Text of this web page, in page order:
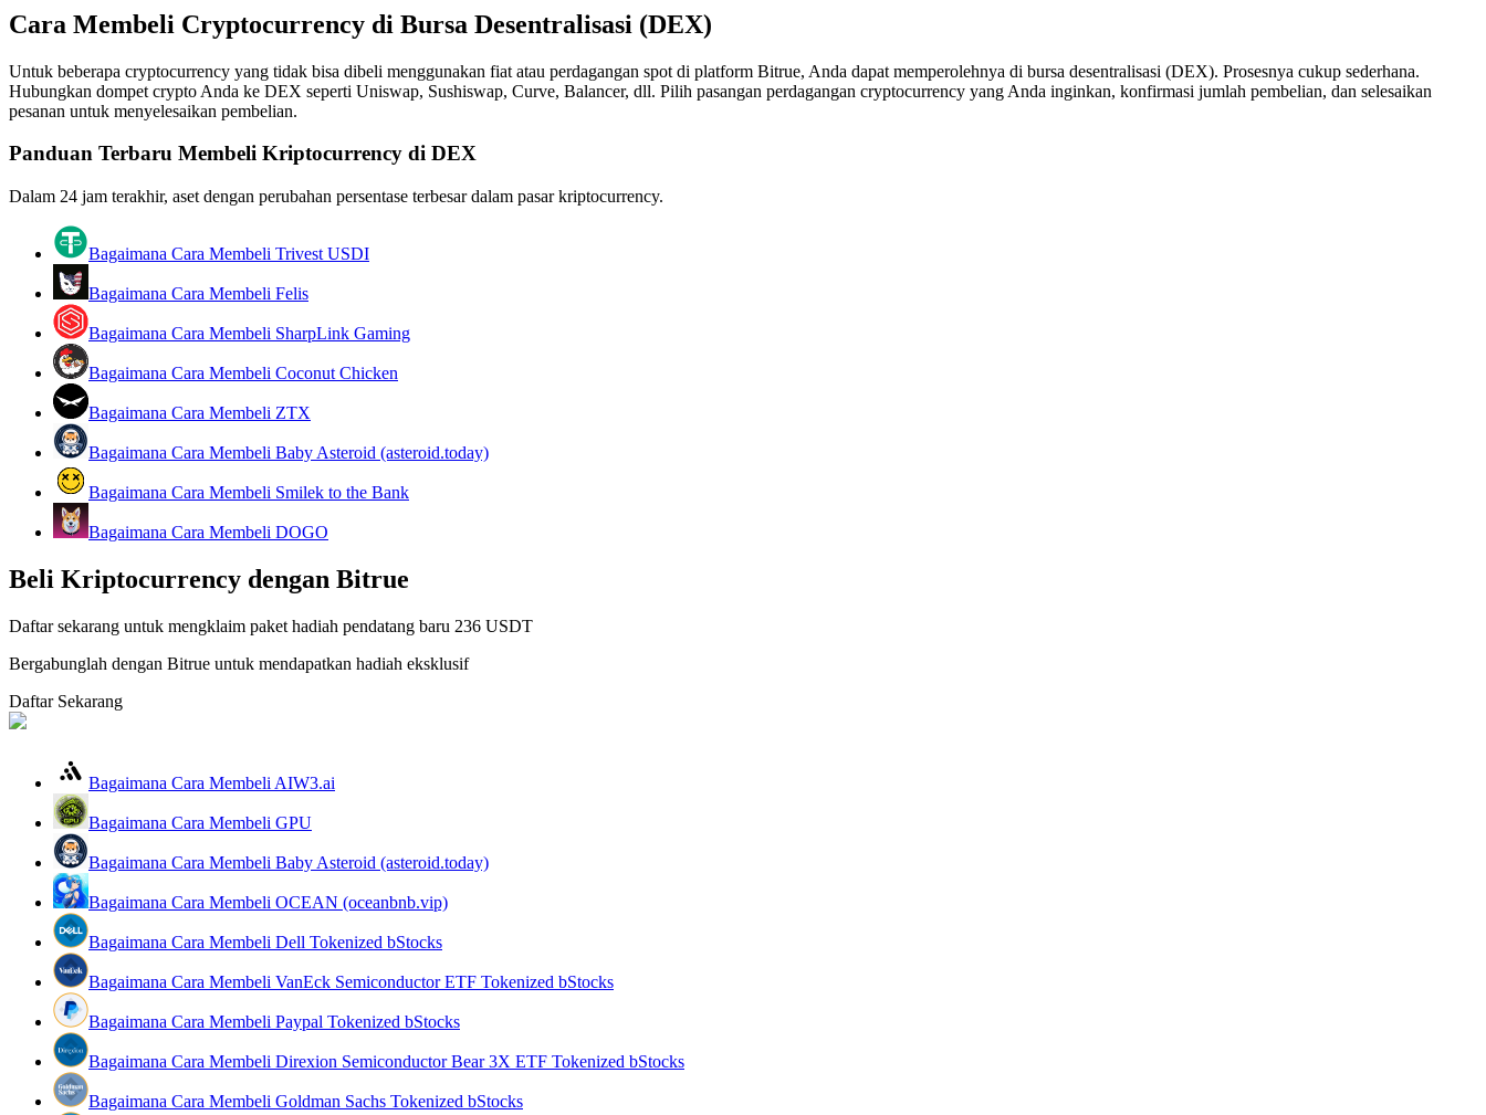
USDC Berjangka
Copy Trading
Bergabunglah dengan pedagang top
Menjadi Pedagang Salinan
Nikmati pembagian keuntungan dan komisi copy trading
Informasi
Analisis data besar termasuk info perdagangan, dll.
Memandu
Panduan Pemula Berjangka
Cara Membeli Cryptocurrency di Bursa Desentralisasi (DEX)
Untuk beberapa cryptocurrency yang tidak bisa dibeli menggunakan fiat atau perdagangan spot di platform Bitrue, Anda dapat memperolehnya di bursa desentralisasi (DEX). Prosesnya cukup sederhana.
Hubungkan dompet crypto Anda ke DEX seperti Uniswap, Sushiswap, Curve, Balancer, dll. Pilih pasangan perdagangan cryptocurrency yang Anda inginkan, konfirmasi jumlah pembelian, dan selesaikan
pesanan untuk menyelesaikan pembelian.
Panduan Terbaru Membeli Kriptocurrency di DEX
Dalam 24 jam terakhir, aset dengan perubahan persentase terbesar dalam pasar kriptocurrency.
Bagaimana Cara Membeli Trivest USDI
Bagaimana Cara Membeli Felis
Bagaimana Cara Membeli SharpLink Gaming
Bagaimana Cara Membeli Coconut Chicken
Bagaimana Cara Membeli ZTX
Bagaimana Cara Membeli Baby Asteroid (asteroid.today)
Bagaimana Cara Membeli Smilek to the Bank
Bagaimana Cara Membeli DOGO
Beli Kriptocurrency dengan Bitrue
Daftar sekarang untuk mengklaim paket hadiah pendatang baru 236 USDT
Bergabunglah dengan Bitrue untuk mendapatkan hadiah eksklusif
Daftar Sekarang
Bagaimana Cara Membeli AIW3.ai
Bagaimana Cara Membeli GPU
Bagaimana Cara Membeli Baby Asteroid (asteroid.today)
Bagaimana Cara Membeli OCEAN (oceanbnb.vip)
Bagaimana Cara Membeli Dell Tokenized bStocks
Bagaimana Cara Membeli VanEck Semiconductor ETF Tokenized bStocks
Bagaimana Cara Membeli Paypal Tokenized bStocks
Bagaimana Cara Membeli Direxion Semiconductor Bear 3X ETF Tokenized bStocks
Bagaimana Cara Membeli Goldman Sachs Tokenized bStocks